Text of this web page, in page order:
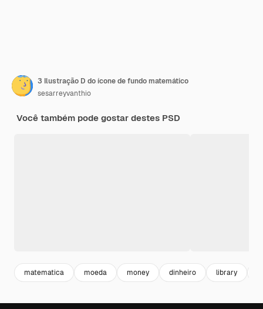
3 Ilustração D do ícone de fundo matemático
sesarreyvanthio
Você também pode gostar destes PSD
matematica moeda money dinheiro library